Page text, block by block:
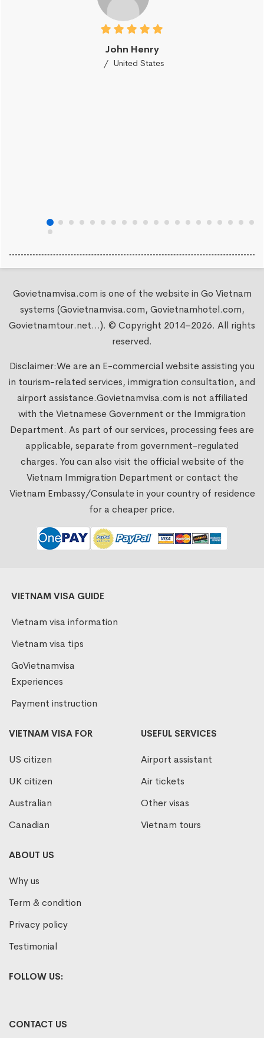
John Henry
United States
Govietnamvisa.com is one of the website in Go Vietnam
systems (Govietnamvisa.com, Govietnamhotel.com,
Govietnamtour.net...). © Copyright 2014–2026. All rights
reserved.
Disclaimer:We are an E-commercial website assisting you
in tourism-related services, immigration consultation, and
airport assistance.Govietnamvisa.com is not affiliated
with the Vietnamese Government or the Immigration
Department. As part of our services, processing fees are
applicable, separate from government-regulated
charges. You can also visit the official website of the
Vietnam Immigration Department or contact the
Vietnam Embassy/Consulate in your country of residence
for a cheaper price.
VIETNAM VISA GUIDE
Vietnam visa information
Vietnam visa tips
GoVietnamvisa
Experiences
Payment instruction
VIETNAM VISA FOR
US citizen
UK citizen
Australian
Canadian
USEFUL SERVICES
Airport assistant
Air tickets
Other visas
Vietnam tours
ABOUT US
Why us
Term & condition
Privacy policy
Testimonial
FOLLOW US:
CONTACT US